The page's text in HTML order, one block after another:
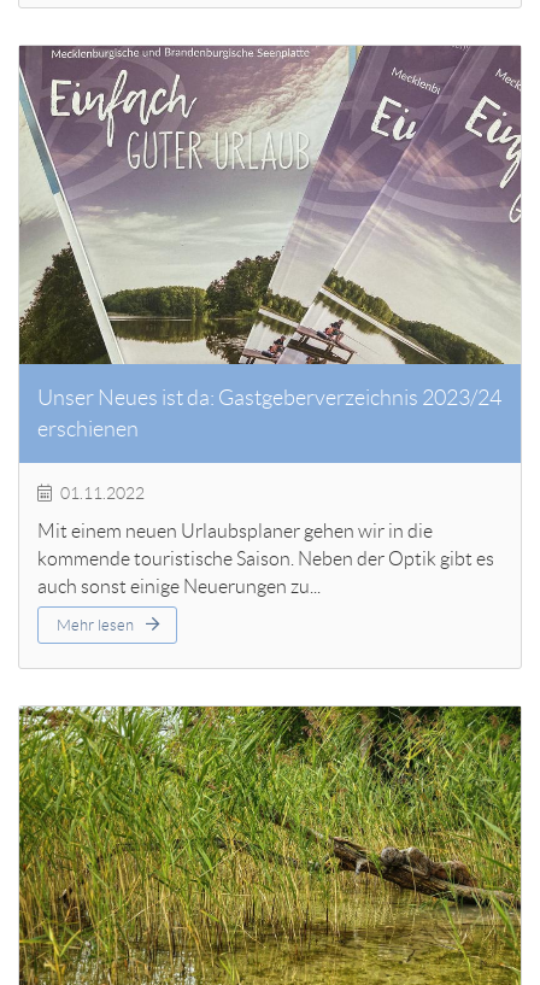
Unser Neues ist da: Gastgeberverzeichnis 2023/24
erschienen
01.11.2022
Mit einem neuen Urlaubsplaner gehen wir in die
kommende touristische Saison. Neben der Optik gibt es
auch sonst einige Neuerungen zu...
Mehr lesen